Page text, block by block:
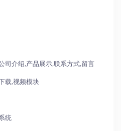
司介绍,产品展示,联系方式,留言
载,视频模块
统